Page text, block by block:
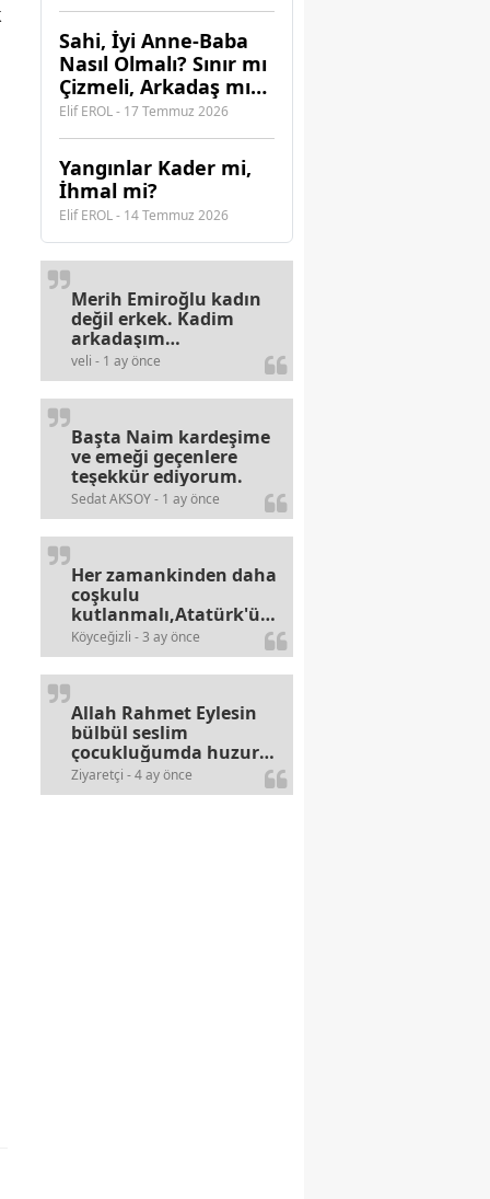
​Sahi, İyi Anne-Baba
Nasıl Olmalı? Sınır mı
Çizmeli, Arkadaş mı
Olmalı?
Elif EROL - 17 Temmuz 2026
Yangınlar Kader mi,
İhmal mi?
Elif EROL - 14 Temmuz 2026
veli - 1 ay önce
Merih Emiroğlu kadın
değil erkek. Kadim
arkadaşım
haberinizdeki hataya
gayb den
gülümsüyordur.
Sedat AKSOY - 1 ay önce
Başta Naim kardeşime
ve emeği geçenlere
teşekkür ediyorum.
Köyceğizli - 3 ay önce
Her zamankinden daha
coşkulu
kutlanmalı,Atatürk'ün
bayramlarına olan
alerjileri bitmez,bahane
arayan illaki bulur.
Ziyaretçi - 4 ay önce
Allah Rahmet Eylesin
bülbül seslim
çocukluğumda huzur
olurdu evimize.
Ablamla bağıra bağıra